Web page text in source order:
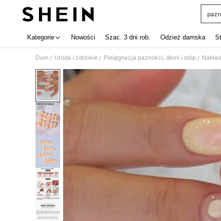
Kategorie Nowości Szac. 3 dni rob. Odzież damska
Dom / Uroda i zdrowie / Pielęgnacja paznokci, dłoni i stóp /